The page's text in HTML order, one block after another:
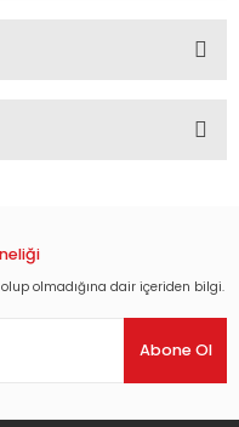
olmadığına dair içeriden bilgi.
Abone Ol